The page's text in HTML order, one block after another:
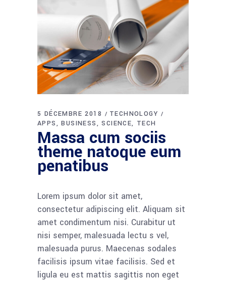
5 DÉCEMBRE 2018
TECHNOLOGY
APPS
BUSINESS SCIENCE TECH
Massa cum sociis
theme natoque eum
penatibus
Lorem ipsum dolor sit amet,
consectetur adipiscing elit. Aliquam sit
amet condimentum nisi. Curabitur ut
nisi semper, malesuada lectu s vel,
malesuada purus. Maecenas sodales
facilisis ipsum vitae facilisis. Sed et
ligula eu est mattis sagittis non eget